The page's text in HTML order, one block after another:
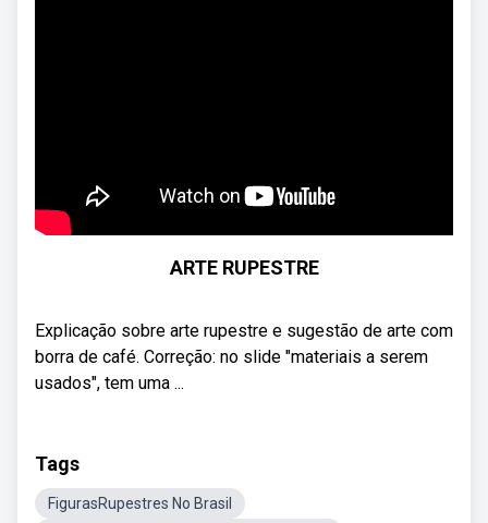
ARTE RUPESTRE
Explicação sobre arte rupestre e sugestão de arte com
borra de café. Correção: no slide "materiais a serem
usados", tem uma ...
Tags
FigurasRupestres No Brasil